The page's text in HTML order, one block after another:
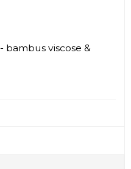
bambus viscose &